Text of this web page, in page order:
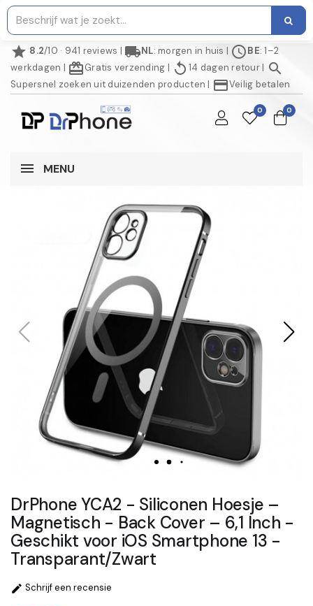
star 8.2/10 · 941 reviews | local_shippingNL: morgen in huis | scheduleBE: 1–2
werkdagen | redeemGratis verzending | replay 14 dagen retour| search
Supersnel zoeken uit duizenden producten | credit_cardVeilig betalen
0 0
MENU
DrPhone YCA2 - Siliconen Hoesje –
Magnetisch - Back Cover – 6,1 Inch -
Geschikt voor iOS Smartphone 13 -
Transparant/Zwart
 Schrijf een recensie